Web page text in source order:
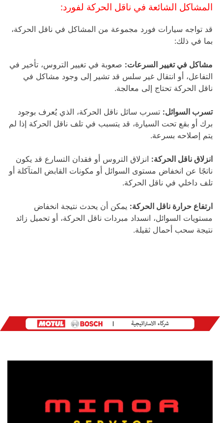
المشاكل الشائعة في ناقل الحركة لفورد:
قد تواجه سيارات فورد مجموعة من المشاكل في ناقل الحركة،
بما في ذلك:
مشاكل في تغيير السرعات: صعوبة في تغيير التروس، تأخير في
التفاعل، أو انتقال غير سلس قد تشير إلى وجود مشاكل في
ناقل الحركة تحتاج إلى معالجة.
تسرب السوائل: تسرب سائل ناقل الحركة، الذي يُعرف بوجود
برك أو بقع تحت السيارة، قد يتسبب في تلف ناقل الحركة إذا لم
يتم إصلاحه بسرعة.
انزلاق ناقل الحركة: انزلاق التروس أو فقدان التسارع قد يكون
ناتجًا عن انخفاض مستوى السوائل أو مكونات القابض المتآكلة أو
تلف داخلي في ناقل الحركة.
ارتفاع حرارة ناقل الحركة: يمكن أن يحدث نتيجة انخفاض
مستويات السوائل، انسداد مبردات ناقل الحركة، أو تحميل زائد
نتيجة سحب أحمال ثقيلة.